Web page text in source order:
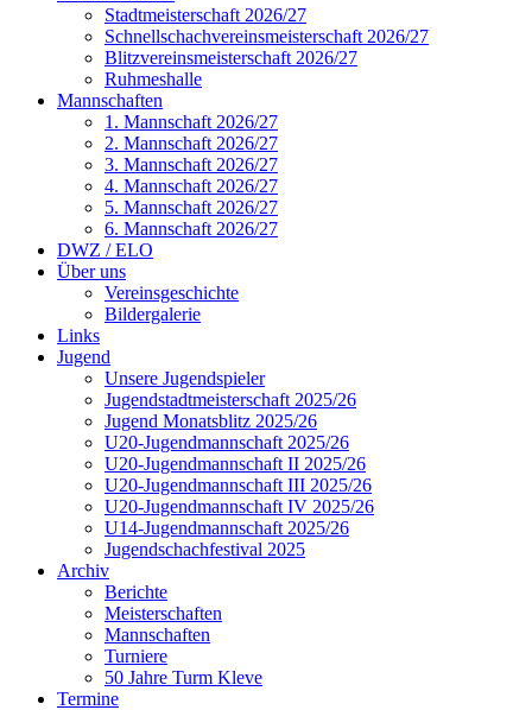
Stadtmeisterschaft 2026/27
Schnellschachvereinsmeisterschaft 2026/27
Blitzvereinsmeisterschaft 2026/27
Ruhmeshalle
Mannschaften
1. Mannschaft 2026/27
2. Mannschaft 2026/27
3. Mannschaft 2026/27
4. Mannschaft 2026/27
5. Mannschaft 2026/27
6. Mannschaft 2026/27
DWZ / ELO
Über uns
Vereinsgeschichte
Bildergalerie
Links
Jugend
Unsere Jugendspieler
Jugendstadtmeisterschaft 2025/26
Jugend Monatsblitz 2025/26
U20-Jugendmannschaft 2025/26
U20-Jugendmannschaft II 2025/26
U20-Jugendmannschaft III 2025/26
U20-Jugendmannschaft IV 2025/26
U14-Jugendmannschaft 2025/26
Jugendschachfestival 2025
Archiv
Berichte
Meisterschaften
Mannschaften
Turniere
50 Jahre Turm Kleve
Termine